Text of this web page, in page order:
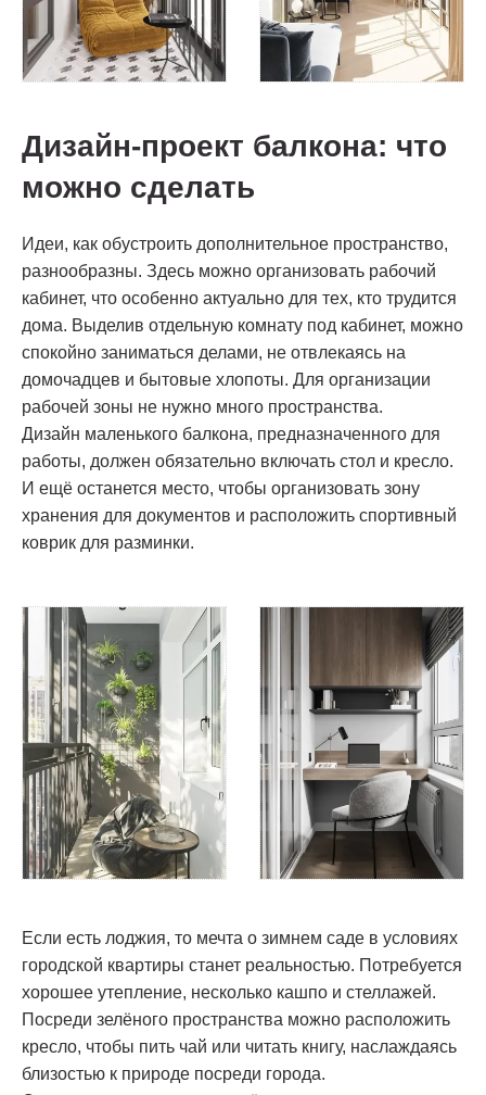
Дизайн-проект балкона: что
можно сделать
Идеи, как обустроить дополнительное пространство,
разнообразны. Здесь можно организовать рабочий
кабинет, что особенно актуально для тех, кто трудится
дома. Выделив отдельную комнату под кабинет, можно
спокойно заниматься делами, не отвлекаясь на
домочадцев и бытовые хлопоты. Для организации
рабочей зоны не нужно много пространства.
Дизайн маленького балкона, предназначенного для
работы, должен обязательно включать стол и кресло.
И ещё останется место, чтобы организовать зону
хранения для документов и расположить спортивный
коврик для разминки.
Если есть лоджия, то мечта о зимнем саде в условиях
городской квартиры станет реальностью. Потребуется
хорошее утепление, несколько кашпо и стеллажей.
Посреди зелёного пространства можно расположить
кресло, чтобы пить чай или читать книгу, наслаждаясь
близостью к природе посреди города.